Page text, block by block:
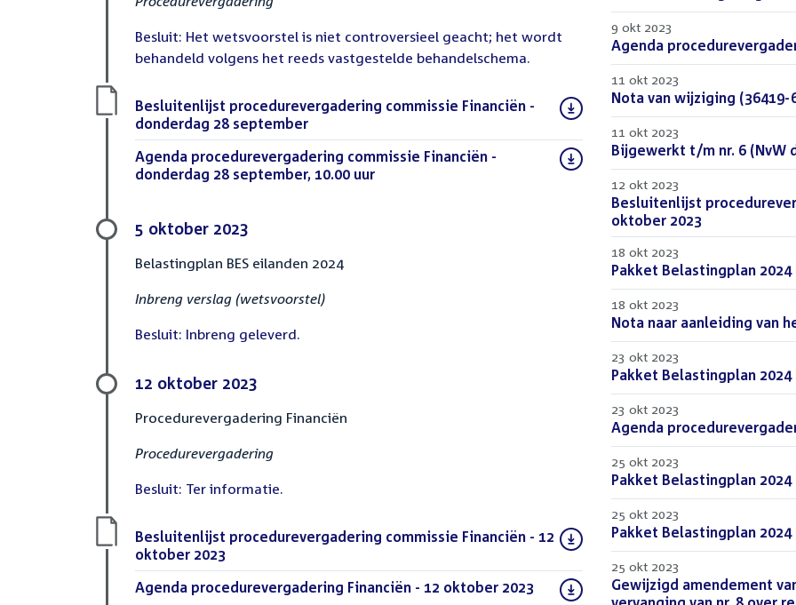
Besluit: Het wetsvoorstel is niet controversieel geacht; het wordt
behandeld volgens het reeds vastgestelde behandelschema.
Download
bestand:
Besluitenlijst procedurevergadering commissie Financiën -
donderdag 28 september
Download
bestand:
Agenda procedurevergadering commissie Financiën -
donderdag 28 september, 10.00 uur
5 oktober 2023
Belastingplan BES eilanden 2024
Inbreng verslag (wetsvoorstel)
Besluit: Inbreng geleverd.
12 oktober 2023
Procedurevergadering Financiën
Procedurevergadering
Besluit: Ter informatie.
Download
bestand:
Besluitenlijst procedurevergadering commissie Financiën - 12
oktober 2023
Download
Agenda procedurevergadering Financiën - 12 oktober 2023 (PDF)
bestand:
9 okt 2023
Download
bestand:
Agenda
11 okt 2023
Download
bestand:
Nota van wijziging (36419-
11 okt 2023
Download
bestand:
Bijgewerkt t/m nr. 6 (NvW
12 okt 2023
Download
bestand:
Besluitenlijst
oktober 2023
18 okt 2023
Download
bestand:
Pakket Belastingplan
18 okt 2023
Download
bestand:
Nota naar aanleiding van
23 okt 2023
Download
bestand:
Pakket Belastingplan
23 okt 2023
Download
bestand:
Agenda
25 okt 2023
Download
bestand:
Pakket Belastingplan 2024
25 okt 2023
Download
bestand:
Pakket Belastingplan 2024
25 okt 2023
Download
Gewijzigd amendement